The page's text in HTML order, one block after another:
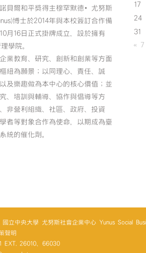
貝爾和平獎得主穆罕默德•尤努斯
博士於2014年與本校簽訂合作備
月16日正式掛牌成立，設於擁有
學院。
業教育、研究、創新和創業等方面
紐為願景；以同理心、責任、誠
及樂趣做為本中心的核心價值；並
、培訓與輔導、協作與倡導等方
非營利組織、社區、政府、投資
者等對象合作為使命，以期成為臺
統的催化劑。
17
24
31
« 7
立中央大學 尤努斯社會企業中心 Yunus Social
聲明
EXT. 26010、66030